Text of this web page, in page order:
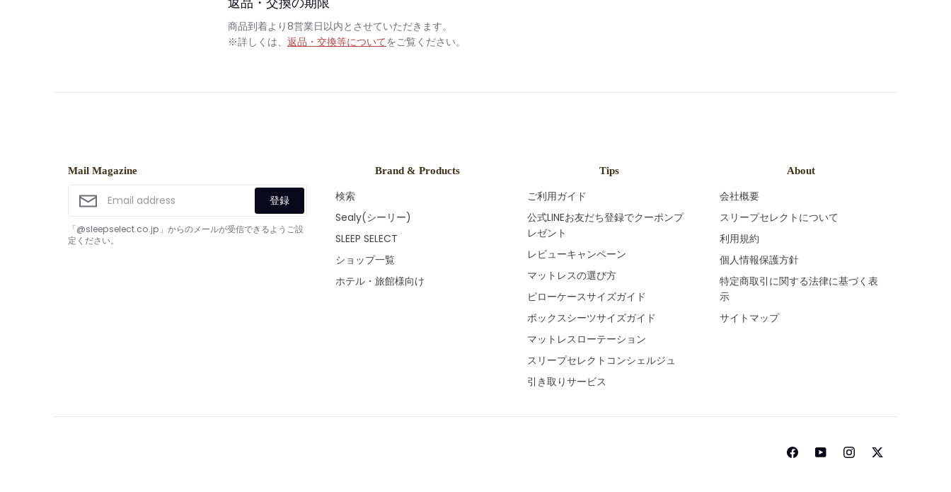
商品到着より8営業日以内とさせていただきます。
※詳しくは、 返品・交換等についてをご覧ください。
Mail Magazine
登録
「@sleepselect.co.jp」からのメールが受信できるようご設
定ください。
Brand & Products
検索
Sealy(シーリー)
SLEEP SELECT
ショップ一覧
ホテル・旅館様向け
Tips
ご利用ガイド
公式LINEお友だち登録でクーポンプ
レゼント
レビューキャンペーン
マットレスの選び方
ピローケースサイズガイド
ボックスシーツサイズガイド
マットレスローテーション
スリープセレクトコンシェルジュ
引き取りサービス
About
会社概要
スリープセレクトについて
利用規約
個人情報保護方針
特定商取引に関する法律に基づく表
示
サイトマップ